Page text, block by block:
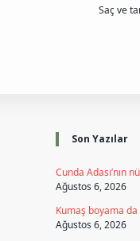
Saç ve
Son Yazılar
Cunda Adası’nın
Ağustos 6, 2026
Kumaş boyama da
Ağustos 6, 2026